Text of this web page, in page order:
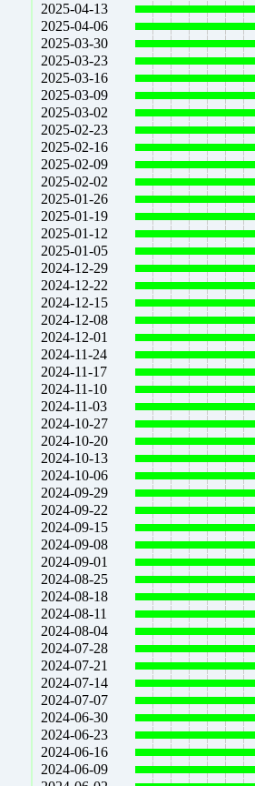
2025-04-13
2025-04-06
2025-03-30
2025-03-23
2025-03-16
2025-03-09
2025-03-02
2025-02-23
2025-02-16
2025-02-09
2025-02-02
2025-01-26
2025-01-19
2025-01-12
2025-01-05
2024-12-29
2024-12-22
2024-12-15
2024-12-08
2024-12-01
2024-11-24
2024-11-17
2024-11-10
2024-11-03
2024-10-27
2024-10-20
2024-10-13
2024-10-06
2024-09-29
2024-09-22
2024-09-15
2024-09-08
2024-09-01
2024-08-25
2024-08-18
2024-08-11
2024-08-04
2024-07-28
2024-07-21
2024-07-14
2024-07-07
2024-06-30
2024-06-23
2024-06-16
2024-06-09